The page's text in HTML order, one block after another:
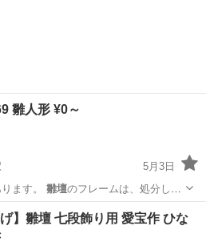
投稿番号769 雛人形 ¥0～
5月3日
ます。 雛壇のフレームは、処分しま
インテリア雑貨/小物 雛人形
げ】雛壇 七段飾り用 愛宝作 ひな